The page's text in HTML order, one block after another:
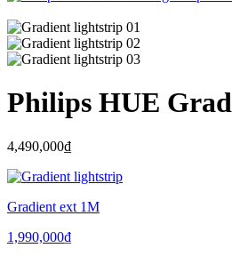
Philips HUE
4,490,000₫
Gradient ext 1M
1,990,000₫